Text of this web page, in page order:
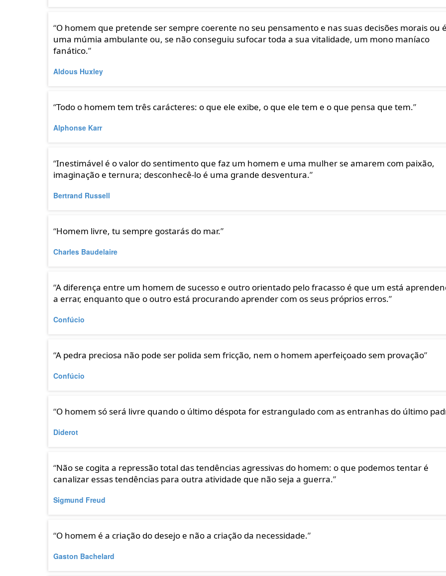
“O homem que pretende ser sempre coerente no seu pensamento e nas suas decisões morais ou
uma múmia ambulante ou, se não conseguiu sufocar toda a sua vitalidade, um mono maníaco
fanático.”
Aldous Huxley
“Todo o homem tem três carácteres: o que ele exibe, o que ele tem e o que pensa que tem.”
Alphonse Karr
“Inestimável é o valor do sentimento que faz um homem e uma mulher se amarem com paixão,
imaginação e ternura; desconhecê-lo é uma grande desventura.”
Bertrand Russell
“Homem livre, tu sempre gostarás do mar.”
Charles Baudelaire
“A diferença entre um homem de sucesso e outro orientado pelo fracasso é que um está
a errar, enquanto que o outro está procurando aprender com os seus próprios erros.”
Confúcio
“A pedra preciosa não pode ser polida sem fricção, nem o homem aperfeiçoado sem provação”
Confúcio
“O homem só será livre quando o último déspota for estrangulado com as entranhas do último
Diderot
“Não se cogita a repressão total das tendências agressivas do homem: o que podemos tentar é
canalizar essas tendências para outra atividade que não seja a guerra.”
Sigmund Freud
“O homem é a criação do desejo e não a criação da necessidade.”
Gaston Bachelard